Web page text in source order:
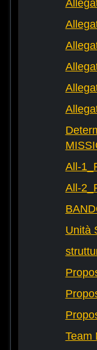
All-
All-
Unità
Team